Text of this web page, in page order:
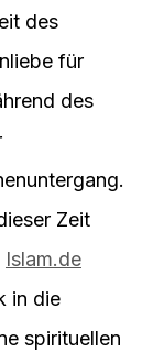
des
für
des
Zeit
Islam.de
in die
spirituellen